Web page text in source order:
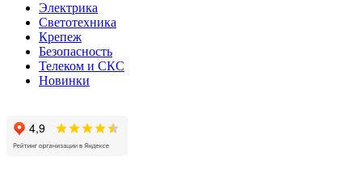
Электрика
Светотехника
Крепеж
Безопасность
Телеком и СКС
Новинки